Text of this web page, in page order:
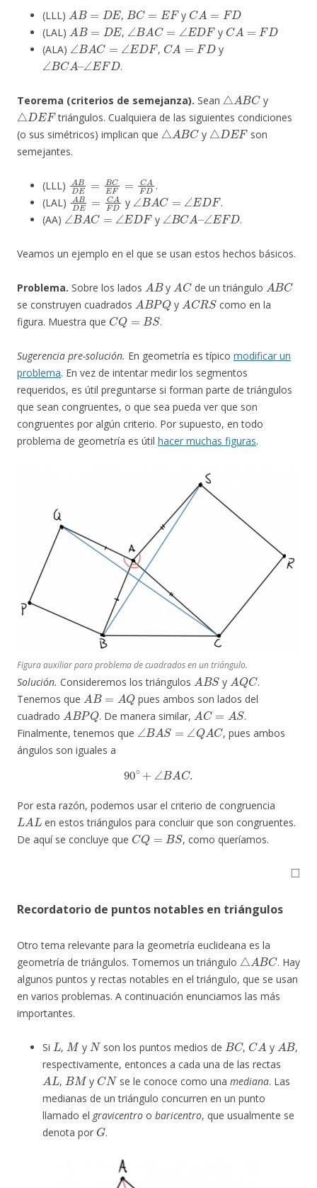
(LLL)
A B= E
,
BC=
y
CA= D
(LAL)
AB= E
,
∠B A C=∠ EDF
y
CA= D
(ALA)
∠B A C=∠E DF
,
CA=FD
y
∠BCA–∠EFD
.
Teorema (criterios de semejanza). Sean
△ ABC
y
△DEF
triángulos. Cualquiera de las siguientes condiciones
(o sus simétricos) implican que
△ ABC
y
△DEF
son
semejantes.
(LLL)
AB BC CA
.
(LAL)
AB =CA
y
∠BA C= DF
.
(AA)
∠BA C= ∠EDF
y
∠B CA–∠EFD
.
Veamos un ejemplo en el que se usan estos hechos básicos.
Problema. Sobre los lados
A B
y
A C
de un triángulo
A BC
se construyen cuadrados
ABPQ
y
A CRS
como en la
figura. Muestra que
CQ= BS
.
Sugerencia pre-solución. En geometría es típico modificar un
problema. En vez de intentar medir los segmentos
requeridos, es útil preguntarse si forman parte de triángulos
que sean congruentes, o que sea pueda ver que son
congruentes por algún criterio. Por supuesto, en todo
problema de geometría es útil hacer muchas figuras.
Figura auxiliar para problema de cuadrados en un triángulo.
Solución. Consideremos los triángulos
ABS
y
AQ C
.
Tenemos que
AB=AQ
pues ambos son lados del
cuadrado
ABPQ
. De manera similar,
AC= AS
.
Finalmente, tenemos que
∠B AS=∠QAC
, pues ambos
ángulos son iguales a
90 ∘ ∠B AC.
Por esta razón, podemos usar el criterio de congruencia
LAL
en estos triángulos para concluir que son congruentes.
De aquí se concluye que
CQ= BS
, como queríamos.
◻
Recordatorio de puntos notables en triángulos
Otro tema relevante para la geometría euclideana es la
geometría de triángulos. Tomemos un triángulo
△ ABC
. Hay
algunos puntos y rectas notables en el triángulo, que se usan
en varios problemas. A continuación enunciamos las más
importantes.
Si
L
,
M
y
N
son los puntos medios de
BC
,
CA
y
A B
,
respectivamente, entonces a cada una de las rectas
AL
,
BM
y
CN
se le conoce como una mediana. Las
medianas de un triángulo concurren en un punto
llamado el gravicentro o baricentro, que usualmente se
denota por
G
.